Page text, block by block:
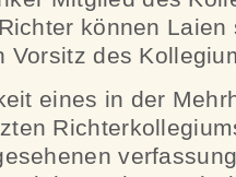
können Laien
Vorsitz des
eines in der